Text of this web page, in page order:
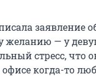
заявление
желанию — у
стресс, что
офисе когда-то